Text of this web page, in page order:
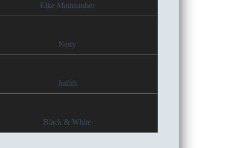
Elke Mainzauber
Netty
Judith
Black & White